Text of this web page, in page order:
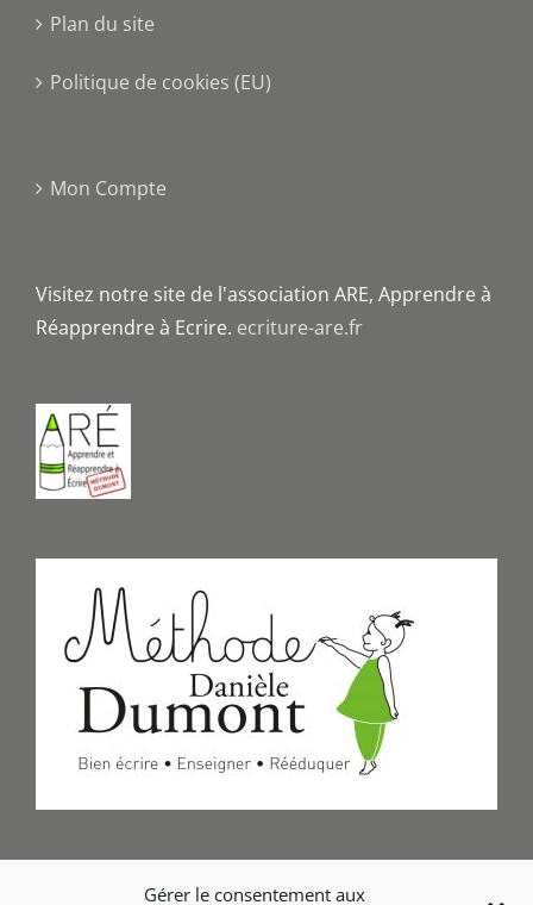
Gérer le consentement aux
Plan du site
Politique de cookies (EU)
Mon Compte
Visitez notre site de l'association ARE, Apprendre à
Réapprendre à Ecrire. ecriture-are.fr
Formulaire de Contact